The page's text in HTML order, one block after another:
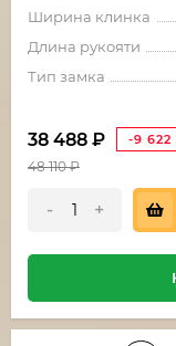
Ширина клинка
Длина рукояти
Тип замка
38 488 ₽ -9 622
48 110₽
- +